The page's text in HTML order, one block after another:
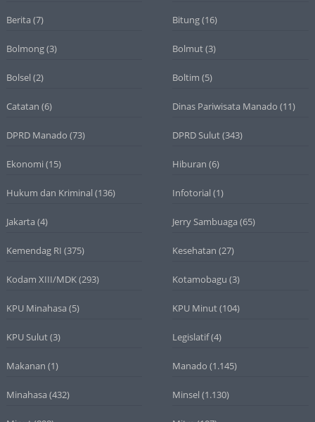
Berita (7) Bitung(16)
Bolmong(3) Bolmut(3)
Bolsel (2) Boltim (5)
Catatan (6) Dinas Pariwisata Manado (11)
DPRD Manado (73) DPRD Sulut(343)
Ekonomi (15) Hiburan (6)
Hukum dan Kriminal (136) Infotorial (1)
Jakarta (4) Jerry Sambuaga (65)
Kemendag RI (375) Kesehatan (27)
Kodam XIII/MDK(293) Kotamobagu (3)
KPU Minahasa (5) KPU Minut(104)
KPU Sulut(3) Legislatif(4)
Makanan (1) Manado (1.145)
Minahasa (432) Minsel (1.130)